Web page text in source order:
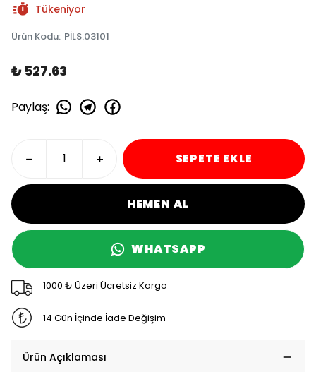
Tükeniyor
Ürün Kodu: PİLS.03101
₺ 527.63
Paylaş:
SEPETE EKLE
HEMEN AL
WHATSAPP
1000 ₺ Üzeri Ücretsiz Kargo
14 Gün İçinde İade Değişim
Ürün Açıklaması